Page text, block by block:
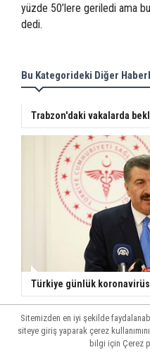
yüzde 50’lere geriledi ama
dedi.
Bu Kategorideki Diğer
Trabzon'daki vakalarda
Türkiye günlük koronavirüs
Mutant virüs en çok hangi
Sitemizden en iyi şekilde
siteye giriş yaparak çerez
bilgi için Çerez
Sitemizden en iyi şekilde
siteye giriş yaparak çerez
bilgi için Çerez
Sitemizden en iyi şekilde
siteye giriş yaparak çerez
bilgi için Çerez
Sitemizden en iyi şekilde
siteye giriş yaparak çerez
bilgi için Çerez